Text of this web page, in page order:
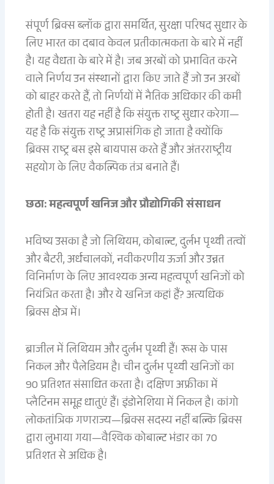
संपूर्ण ब्रिक्स ब्लॉक द्वारा समर्थित, सुरक्षा परिषद सुधार के
लिए भारत का दबाव केवल प्रतीकात्मकता के बारे में नहीं
है। यह वैधता के बारे में है। जब अरबों को प्रभावित करने
वाले निर्णय उन संस्थानों द्वारा किए जाते हैं जो उन अरबों
को बाहर करते हैं, तो निर्णयों में नैतिक अधिकार की कमी
होती है। खतरा यह नहीं है कि संयुक्त राष्ट्र सुधार करेगा—
यह है कि संयुक्त राष्ट्र अप्रासंगिक हो जाता है क्योंकि
ब्रिक्स राष्ट्र बस इसे बायपास करते हैं और अंतरराष्ट्रीय
सहयोग के लिए वैकल्पिक तंत्र बनाते हैं।
छठा: महत्वपूर्ण खनिज और प्रौद्योगिकी संसाधन
भविष्य उसका है जो लिथियम, कोबाल्ट, दुर्लभ पृथ्वी तत्वों
और बैटरी, अर्धचालकों, नवीकरणीय ऊर्जा और उन्नत
विनिर्माण के लिए आवश्यक अन्य महत्वपूर्ण खनिजों को
नियंत्रित करता है। और ये खनिज कहां हैं? अत्यधिक
ब्रिक्स क्षेत्र में।
ब्राजील में लिथियम और दुर्लभ पृथ्वी हैं। रूस के पास
निकल और पैलेडियम है। चीन दुर्लभ पृथ्वी खनिजों का
90 प्रतिशत संसाधित करता है। दक्षिण अफ्रीका में
प्लैटिनम समूह धातुएं हैं। इंडोनेशिया में निकल है। कांगो
लोकतांत्रिक गणराज्य—ब्रिक्स सदस्य नहीं बल्कि ब्रिक्स
द्वारा लुभाया गया—वैश्विक कोबाल्ट भंडार का 70
प्रतिशत से अधिक है।